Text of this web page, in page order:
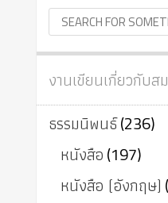
งานเขียนเกี่ยวกับส
ธรรมนิพนธ์(236)
หนังสือ(197)
หนังสือ (อังกฤษ)